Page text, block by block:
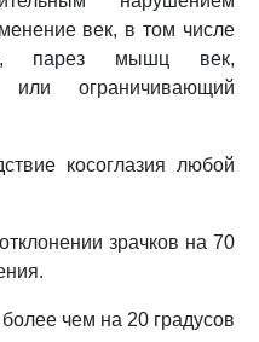
век, в том числе
парез мышц век,
или ограничивающий
косоглазия любой
зрачков на 70
чем на 20 градусов